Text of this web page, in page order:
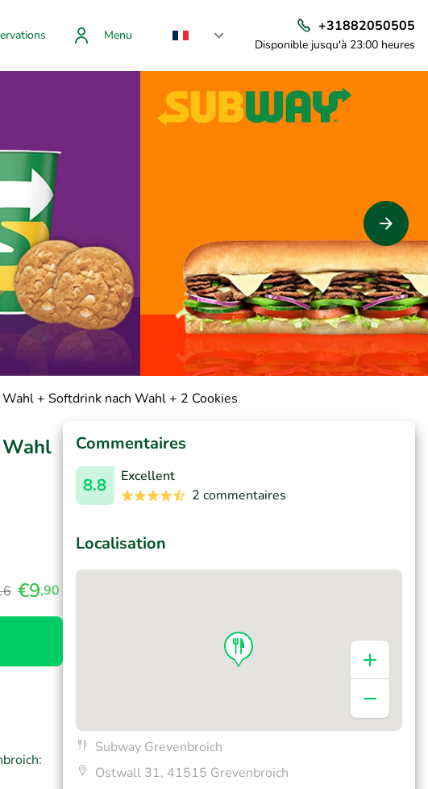
Menu
+31882050505
Disponible jusqu'à 23:00 heures
+ Softdrink nach Wahl + 2 Cookies
Wahl
€9,90
Commentaires
8.8
Excellent
2 commentaires
Localisation
Subway Grevenbroich
Ostwall 31, 41515 Grevenbroich